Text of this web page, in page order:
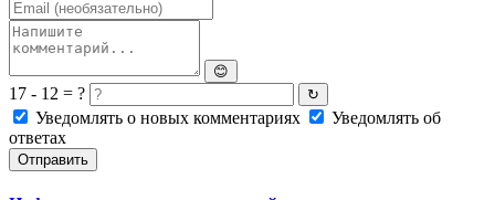
😊
17 - 12 = ? ↻
Уведомлять о новых комментариях
Уведомлять об
ответах
Отправить